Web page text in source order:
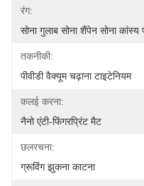
रंग:
सोना गुलाब सोना शैंपेन सोना कांस्य
तकनीकी:
पीवीडी वैक्यूम चढ़ाना टाइटेनियम
कलई करना:
नैनो एंटी-फिंगरप्रिंट मैट
छलरचना:
ग्रूविंग झुकना काटना